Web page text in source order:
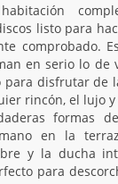
listo para
comprobado.
en serio lo de
para disfrutar de
rincón, el lujo
formas
en la
y la ducha
para